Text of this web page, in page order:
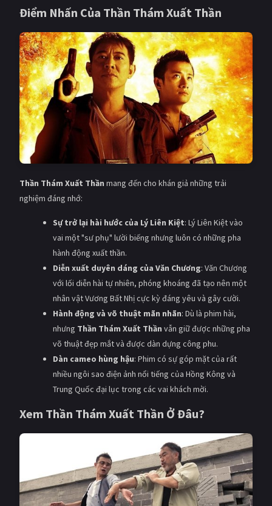
Điểm Nhấn Của Thần Thám Xuất Thần
Thần Thám Xuất Thần mang đến cho khán giả những trải
nghiệm đáng nhớ:
Sự trở lại hài hước của Lý Liên Kiệt: Lý Liên Kiệt vào
vai một "sư phụ" lười biếng nhưng luôn có những pha
hành động xuất thần.
Diễn xuất duyên dáng của Văn Chương: Văn Chương
với lối diễn hài tự nhiên, phóng khoáng đã tạo nên một
nhân vật Vương Bất Nhị cực kỳ đáng yêu và gây cười.
Hành động và võ thuật mãn nhãn: Dù là phim hài,
nhưng Thần Thám Xuất Thần vẫn giữ được những pha
võ thuật đẹp mắt và được dàn dựng công phu.
Dàn cameo hùng hậu: Phim có sự góp mặt của rất
nhiều ngôi sao điện ảnh nổi tiếng của Hồng Kông và
Trung Quốc đại lục trong các vai khách mời.
Xem Thần Thám Xuất Thần Ở Đâu?